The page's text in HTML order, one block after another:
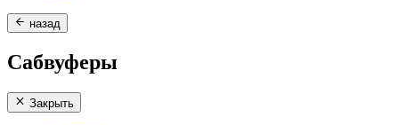
назад
Сабвуферы
Закрыть